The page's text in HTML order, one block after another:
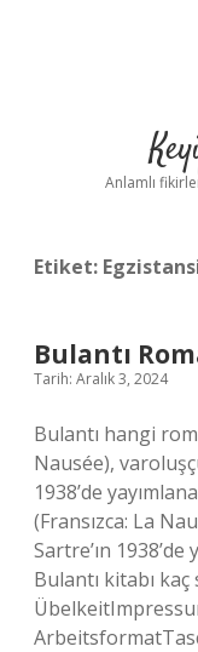
Anlamlı
Etiket:
Bulantı
Tarih: Aralık 3, 2024
Bulantı hangi
Nausée),
1938’de
(Fransızca: La
Sartre’ın
Bulantı kitabı kaç